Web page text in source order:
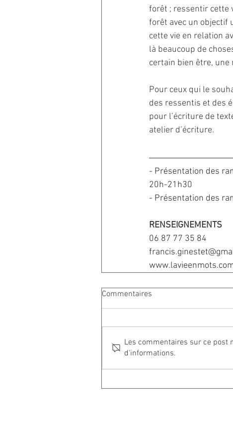
forêt ; ressentir cette
forêt avec un objectif
cette vie en relation
là beaucoup de
certain bien être,
Pour ceux qui le
des ressentis et des
pour l’écriture de
atelier d’écriture.
- Présentation des
20h-21h30
- Présentation des
RENSEIGNEMENTS
06 87 77 35 84
Commentaires
Les commentaires sur ce post
d'informations.